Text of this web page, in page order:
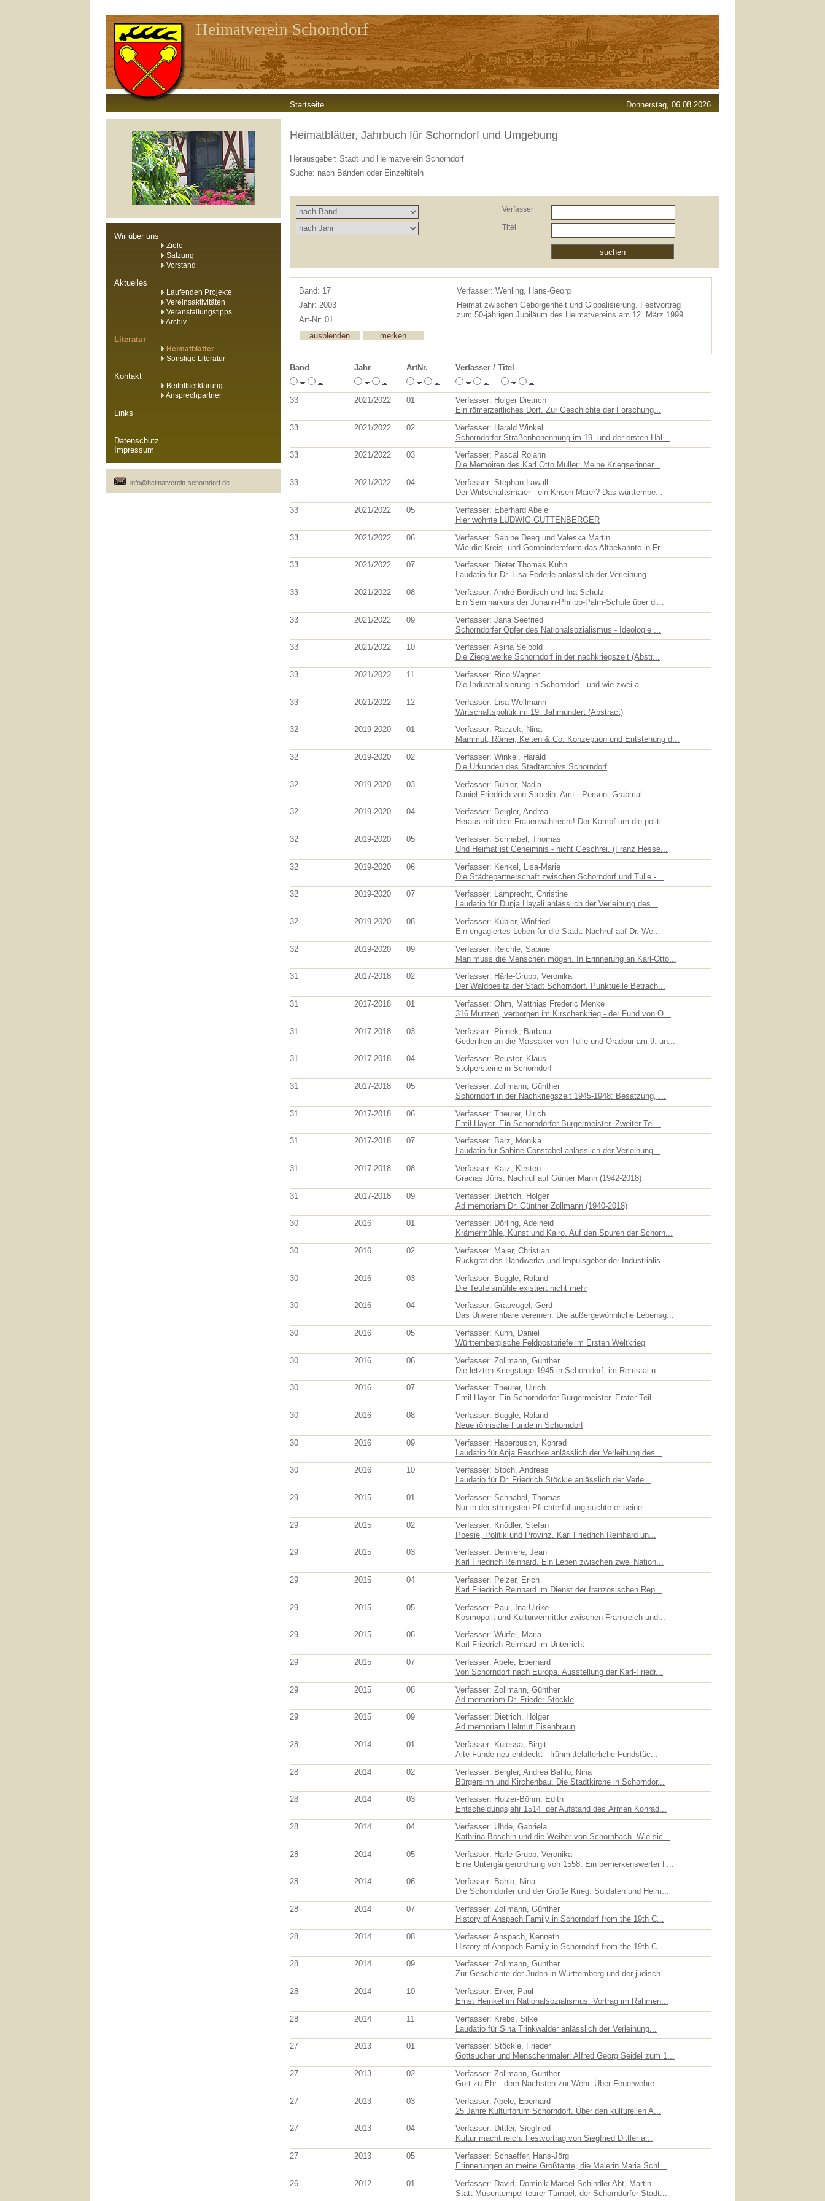
Heimatverein Schorndorf
Startseite Donnerstag, 06.08.2026
Wir über uns
Ziele
Satzung
Vorstand
Aktuelles
Laufenden Projekte
Vereinsaktivitäten
Veranstaltungstipps
Archiv
Literatur
Heimatblätter
Sonstige Literatur
Kontakt
Beitrittserklärung
Ansprechpartner
Links
Datenschutz
Impressum
info@heimatverein-schorndorf.de
Heimatblätter, Jahrbuch für Schorndorf und Umgebung
Herausgeber: Stadt und Heimatverein Schorndorf
Suche: nach Bänden oder Einzeltiteln
Verfasser
Titel
Band: 17
Jahr: 2003
Art-Nr: 01
Verfasser: Wehling, Hans-Georg
Heimat zwischen Geborgenheit und Globalisierung. Festvortrag
zum 50-jährigen Jubiläum des Heimatvereins am 12. März 1999
Band Jahr ArtNr. Verfasser / Titel
33 2021/2022 01
Verfasser: Holger Dietrich
Ein römerzeitliches Dorf. Zur Geschichte der Forschung...
33
2021/2022 02
Verfasser: Harald Winkel
Schorndorfer Straßenbenennung im 19. und der ersten Häl...
33
2021/2022 03
Verfasser: Pascal Rojahn
Die Memoiren des Karl Otto Müller: Meine Kriegserinner...
33
2021/2022 04
Verfasser: Stephan Lawall
Der Wirtschaftsmaier - ein Krisen-Maier? Das württembe...
33
2021/2022 05
Verfasser: Eberhard Abele
Hier wohnte LUDWIG GUTTENBERGER
33
2021/2022 06
Verfasser: Sabine Deeg und Valeska Martin
Wie die Kreis- und Gemeindereform das Altbekannte in Fr...
33
2021/2022 07
Verfasser: Dieter Thomas Kuhn
Laudatio für Dr. Lisa Federle anlässlich der Verleihung...
33
2021/2022 08
Verfasser: André Bordisch und Ina Schulz
Ein Seminarkurs der Johann-Philipp-Palm-Schule über di...
33
2021/2022 09
Verfasser: Jana Seefried
Schorndorfer Opfer des Nationalsozialismus - Ideologie ...
33
2021/2022 10
Verfasser: Asina Seibold
Die Ziegelwerke Schorndorf in der nachkriegszeit (Abstr...
33
2021/2022 11
Verfasser: Rico Wagner
Die Industrialisierung in Schorndorf - und wie zwei a...
33
2021/2022 12
Verfasser: Lisa Wellmann
Wirtschaftspolitik im 19. Jahrhundert (Abstract)
32
2019-2020 01
Verfasser: Raczek, Nina
Mammut, Römer, Kelten & Co. Konzeption und Entstehung d...
32
2019-2020 02
Verfasser: Winkel, Harald
Die Urkunden des Stadtarchivs Schorndorf
32
2019-2020 03
Verfasser: Bühler, Nadja
Daniel Friedrich von Stroelin. Amt - Person- Grabmal
32
2019-2020 04
Verfasser: Bergler, Andrea
Heraus mit dem Frauenwahlrecht! Der Kampf um die politi...
32
2019-2020 05
Verfasser: Schnabel, Thomas
Und Heimat ist Geheimnis - nicht Geschrei. (Franz Hesse...
32
2019-2020 06
Verfasser: Kenkel, Lisa-Marie
Die Städtepartnerschaft zwischen Schorndorf und Tulle -...
32
2019-2020 07
Verfasser: Lamprecht, Christine
Laudatio für Dunja Hayali anlässlich der Verleihung des...
32
2019-2020 08
Verfasser: Kübler, Winfried
Ein engagiertes Leben für die Stadt. Nachruf auf Dr. We...
32
2019-2020 09
Verfasser: Reichle, Sabine
Man muss die Menschen mögen. In Erinnerung an Karl-Otto...
31
2017-2018 02
Verfasser: Härle-Grupp, Veronika
Der Waldbesitz der Stadt Schorndorf. Punktuelle Betrach...
31
2017-2018 01
Verfasser: Ohm, Matthias Frederic Menke
316 Münzen, verborgen im Kirschenkrieg - der Fund von O...
31
2017-2018 03
Verfasser: Pienek, Barbara
Gedenken an die Massaker von Tulle und Oradour am 9. un...
31
2017-2018 04
Verfasser: Reuster, Klaus
Stolpersteine in Schorndorf
31
2017-2018 05
Verfasser: Zollmann, Günther
Schorndorf in der Nachkriegszeit 1945-1948: Besatzung, ...
31
2017-2018 06
Verfasser: Theurer, Ulrich
Emil Hayer. Ein Schorndorfer Bürgermeister. Zweiter Tei...
31
2017-2018 07
Verfasser: Barz, Monika
Laudatio für Sabine Constabel anlässlich der Verleihung...
31
2017-2018 08
Verfasser: Katz, Kirsten
Gracias Jüns. Nachruf auf Günter Mann (1942-2018)
31
2017-2018 09
Verfasser: Dietrich, Holger
Ad memoriam Dr. Günther Zollmann (1940-2018)
30
2016 01
Verfasser: Dörling, Adelheid
Krämermühle, Kunst und Kairo. Auf den Spuren der Schorn...
30
2016 02
Verfasser: Maier, Christian
Rückgrat des Handwerks und Impulsgeber der Industrialis...
30
2016 03
Verfasser: Buggle, Roland
Die Teufelsmühle existiert nicht mehr
30
2016 04
Verfasser: Grauvogel, Gerd
Das Unvereinbare vereinen: Die außergewöhnliche Lebensg...
30
2016 05
Verfasser: Kuhn, Daniel
Württembergische Feldpostbriefe im Ersten Weltkrieg
30
2016 06
Verfasser: Zollmann, Günther
Die letzten Kriegstage 1945 in Schorndorf, im Remstal u...
30
2016 07
Verfasser: Theurer, Ulrich
Emil Hayer. Ein Schorndorfer Bürgermeister. Erster Teil...
30
2016 08
Verfasser: Buggle, Roland
Neue römische Funde in Schorndorf
30
2016 09
Verfasser: Haberbusch, Konrad
Laudatio für Anja Reschke anlässlich der Verleihung des...
30
2016 10
Verfasser: Stoch, Andreas
Laudatio für Dr. Friedrich Stöckle anlässlich der Verle...
29
2015 01
Verfasser: Schnabel, Thomas
Nur in der strengsten Pflichterfüllung suchte er seine...
29
2015 02
Verfasser: Knödler, Stefan
Poesie, Politik und Provinz. Karl Friedrich Reinhard un...
29
2015 03
Verfasser: Delinière, Jean
Karl Friedrich Reinhard. Ein Leben zwischen zwei Nation...
29
2015 04
Verfasser: Pelzer, Erich
Karl Friedrich Reinhard im Dienst der französischen Rep...
29
2015 05
Verfasser: Paul, Ina Ulrike
Kosmopolit und Kulturvermittler zwischen Frankreich und...
29
2015 06
Verfasser: Würfel, Maria
Karl Friedrich Reinhard im Unterricht
29
2015 07
Verfasser: Abele, Eberhard
Von Schorndorf nach Europa. Ausstellung der Karl-Friedr...
29
2015 08
Verfasser: Zollmann, Günther
Ad memoriam Dr. Frieder Stöckle
29
2015 09
Verfasser: Dietrich, Holger
Ad memoriam Helmut Eisenbraun
28
2014 01
Verfasser: Kulessa, Birgit
Alte Funde neu entdeckt - frühmittelalterliche Fundstüc...
28
2014 02
Verfasser: Bergler, Andrea Bahlo, Nina
Bürgersinn und Kirchenbau. Die Stadtkirche in Schorndor...
28
2014 03
Verfasser: Holzer-Böhm, Edith
Entscheidungsjahr 1514  der Aufstand des Armen Konrad...
28
2014 04
Verfasser: Uhde, Gabriela
Kathrina Böschin und die Weiber von Schornbach. Wie sic...
28
2014 05
Verfasser: Härle-Grupp, Veronika
Eine Untergängerordnung von 1558. Ein bemerkenswerter F...
28
2014 06
Verfasser: Bahlo, Nina
Die Schorndorfer und der Große Krieg. Soldaten und Heim...
28
2014 07
Verfasser: Zollmann, Günther
History of Anspach Family in Schorndorf from the 19th C...
28
2014 08
Verfasser: Anspach, Kenneth
History of Anspach Family in Schorndorf from the 19th C...
28
2014 09
Verfasser: Zollmann, Günther
Zur Geschichte der Juden in Württemberg und der jüdisch...
28
2014 10
Verfasser: Erker, Paul
Ernst Heinkel im Nationalsozialismus. Vortrag im Rahmen...
28
2014 11
Verfasser: Krebs, Silke
Laudatio für Sina Trinkwalder anlässlich der Verleihung...
27
2013 01
Verfasser: Stöckle, Frieder
Gottsucher und Menschenmaler: Alfred Georg Seidel zum 1...
27
2013 02
Verfasser: Zollmann, Günther
Gott zu Ehr - dem Nächsten zur Wehr. Über Feuerwehre...
27
2013 03
Verfasser: Abele, Eberhard
25 Jahre Kulturforum Schorndorf. Über den kulturellen A...
27
2013 04
Verfasser: Dittler, Siegfried
Kultur macht reich. Festvortrag von Siegfried Dittler a...
27
2013 05
Verfasser: Schaeffer, Hans-Jörg
Erinnerungen an meine Großtante, die Malerin Maria Schl...
26
2012 01
Verfasser: David, Dominik Marcel Schindler Abt, Martin
Statt Musentempel teurer Tümpel, der Schorndorfer Stadt...